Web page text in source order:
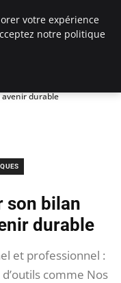
durable
son bilan
durable
et professionnel :
comme Nos
votre expérience
notre politique